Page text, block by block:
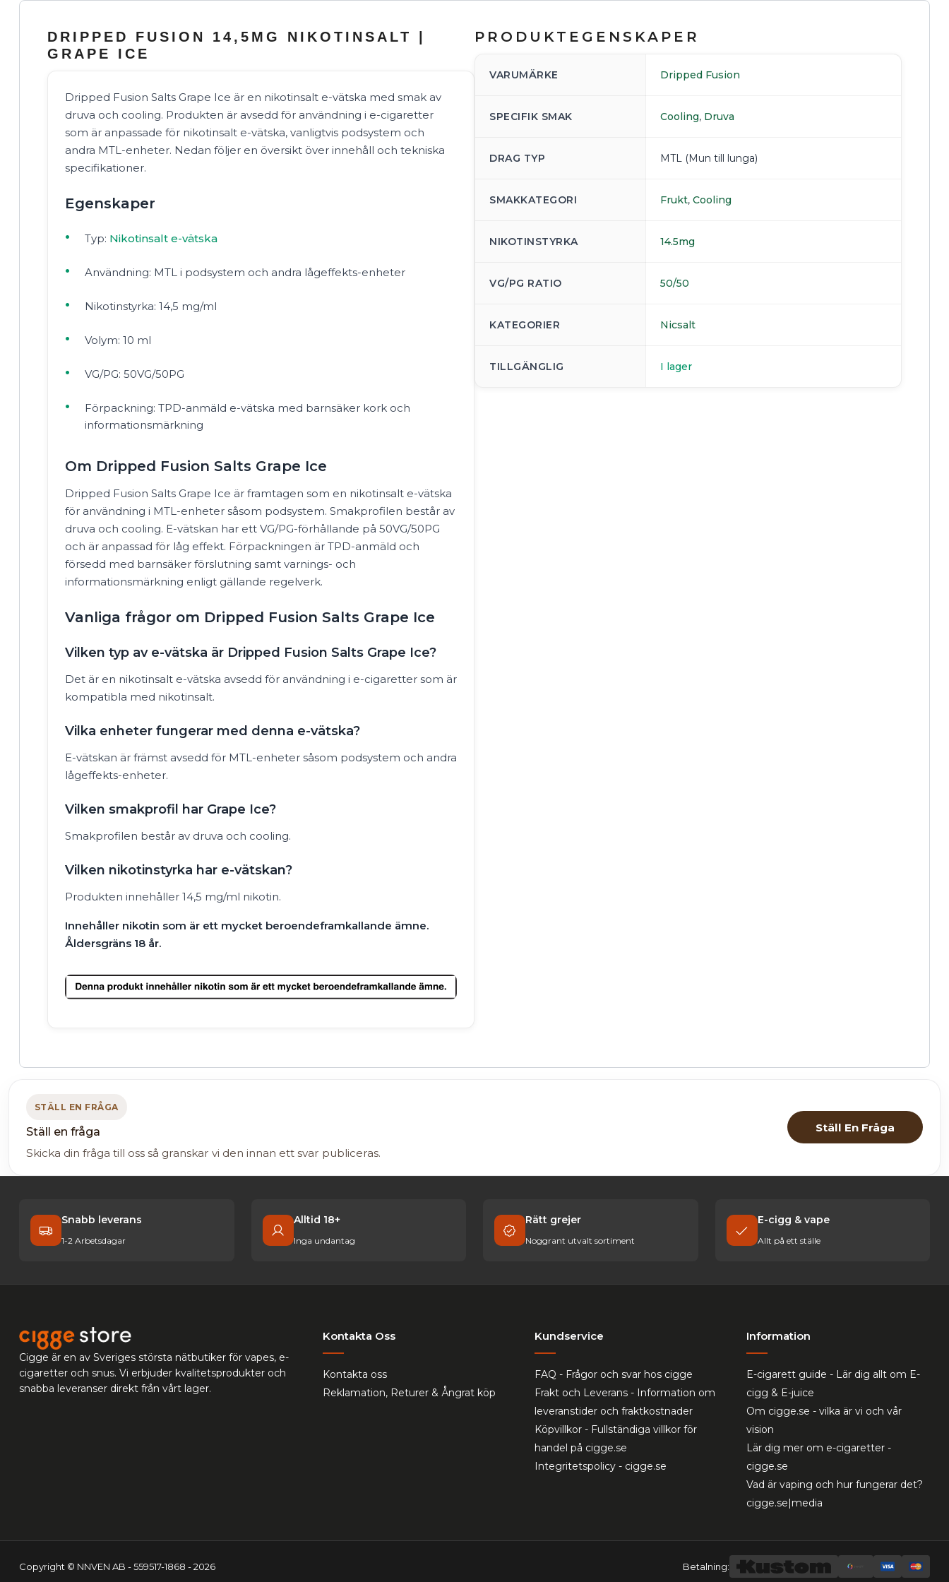
DRIPPED FUSION 14,5MG NIKOTINSALT |
GRAPE ICE
Dripped Fusion Salts Grape Ice är en nikotinsalt e-vätska med smak av
druva och cooling. Produkten är avsedd för användning i e-cigaretter
som är anpassade för nikotinsalt e-vätska, vanligtvis podsystem och
andra MTL-enheter. Nedan följer en översikt över innehåll och tekniska
specifikationer.
Egenskaper
Typ: Nikotinsalt e-vätska
Användning: MTL i podsystem och andra lågeffekts-enheter
Nikotinstyrka: 14,5 mg/ml
Volym: 10 ml
VG/PG: 50VG/50PG
Förpackning: TPD-anmäld e-vätska med barnsäker kork och
informationsmärkning
Om Dripped Fusion Salts Grape Ice
Dripped Fusion Salts Grape Ice är framtagen som en nikotinsalt e-vätska
för användning i MTL-enheter såsom podsystem. Smakprofilen består av
druva och cooling. E-vätskan har ett VG/PG-förhållande på 50VG/50PG
och är anpassad för låg effekt. Förpackningen är TPD-anmäld och
försedd med barnsäker förslutning samt varnings- och
informationsmärkning enligt gällande regelverk.
Vanliga frågor om Dripped Fusion Salts Grape Ice
Vilken typ av e-vätska är Dripped Fusion Salts Grape Ice?
Det är en nikotinsalt e-vätska avsedd för användning i e-cigaretter som är
kompatibla med nikotinsalt.
Vilka enheter fungerar med denna e-vätska?
E-vätskan är främst avsedd för MTL-enheter såsom podsystem och andra
lågeffekts-enheter.
Vilken smakprofil har Grape Ice?
Smakprofilen består av druva och cooling.
Vilken nikotinstyrka har e-vätskan?
Produkten innehåller 14,5 mg/ml nikotin.
Innehåller nikotin som är ett mycket beroendeframkallande ämne.
Åldersgräns 18 år.
PRODUKTEGENSKAPER
VARUMÄRKE Dripped Fusion
SPECIFIK SMAK Cooling, Druva
DRAG TYP MTL (Mun till lunga)
SMAKKATEGORI Frukt, Cooling
NIKOTINSTYRKA 14.5mg
VG/PG RATIO 50/50
KATEGORIER Nicsalt
TILLGÄNGLIG I lager
STÄLL EN FRÅGA
Ställ en fråga
Skicka din fråga till oss så granskar vi den innan ett svar publiceras.
Ställ En Fråga
Snabb leverans
1-2 Arbetsdagar
Alltid 18+
Inga undantag
Rätt grejer
Noggrant utvalt sortiment
E-cigg & vape
Allt på ett ställe
Cigge är en av Sveriges största nätbutiker för vapes, e-
cigaretter och snus. Vi erbjuder kvalitetsprodukter och
snabba leveranser direkt från vårt lager.
Kontakta Oss
Kontakta oss
Reklamation, Returer & Ångrat köp
Kundservice
FAQ - Frågor och svar hos cigge
Frakt och Leverans - Information om
leveranstider och fraktkostnader
Köpvillkor - Fullständiga villkor för
handel på cigge.se
Integritetspolicy - cigge.se
Information
E-cigarett guide - Lär dig allt om E-
cigg & E-juice
Om cigge.se - vilka är vi och vår
vision
Lär dig mer om e-cigaretter -
cigge.se
Vad är vaping och hur fungerar det?
cigge.se|media
Copyright © NNVEN AB - 559517-1868 - 2026 Betalning: